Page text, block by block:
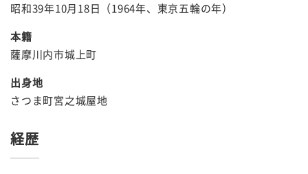
昭和39年10月18日（1964年、東京五輪の年）
本籍
薩摩川内市城上町
出身地
さつま町宮之城屋地
経歴